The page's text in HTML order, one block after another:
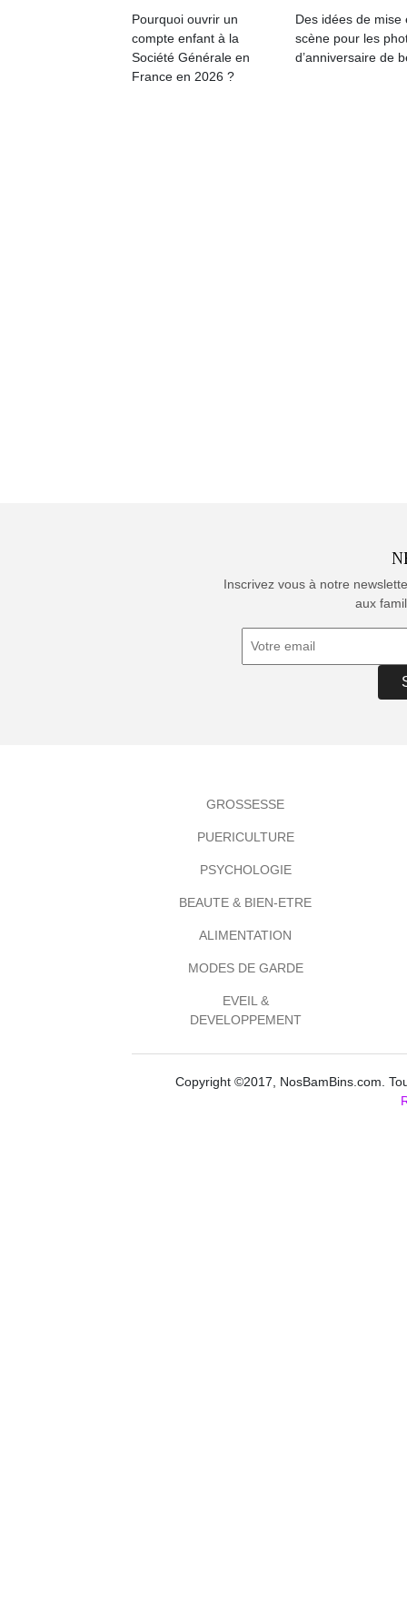
Pourquoi ouvrir un
compte enfant à la
Société Générale en
France en 2026 ?
Des idées de mise
scène pour les
d’anniversaire de
Inscrivez vous à notre
aux
GROSSESSE
PUERICULTURE
PSYCHOLOGIE
BEAUTE & BIEN-ETRE
ALIMENTATION
MODES DE GARDE
EVEIL &
DEVELOPPEMENT
Copyright ©2017, NosBamBins.com.